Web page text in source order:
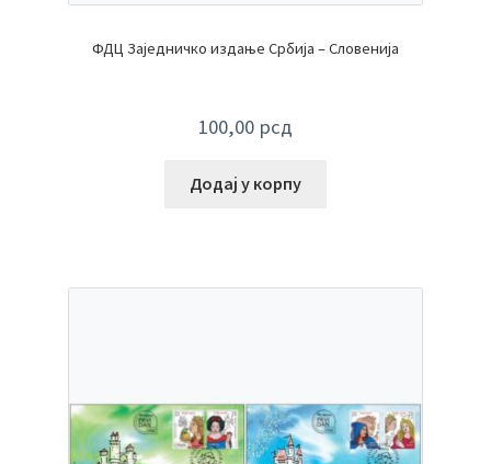
ФДЦ Заједничко издање Србија – Словенија
100,00 рсд
Додај у корпу